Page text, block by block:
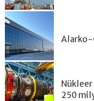
Alarko-
Nükleer
250